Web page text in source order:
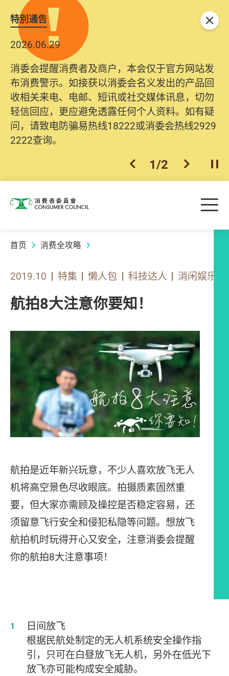
特別通告
2026.06.29
消委会提醒消费者及商户，本会仅于官方网站发
布消费警示。如接获以消委会名义发出的产品回
收相关来电、电邮、短讯或社交媒体讯息，切勿
轻信回应，更应避免透露任何个人资料。如有疑
问，请致电防骗易热线18222或消委会热线2929
2222查询。
上一个
1/2 下一个开
关闭
消费者委员会 目
首页 消费全攻略
2019.10 特集 懒人包 科技达人 消闲娱乐
航拍8大注意你要知！
航拍是近年新兴玩意，不少人喜欢放飞无人
机将高空景色尽收眼底。拍摄质素固然重
要，但大家亦需顾及操控是否稳定容易，还
须留意飞行安全和侵犯私隐等问题。想放飞
航拍机时玩得开心又安全，注意消委会提醒
你的航拍8大注意事项！
日间放飞
根据民航处制定的无人机系统安全操作指
引，只可在白昼放飞无人机，另外在低光下
放飞亦可能构成安全威胁。